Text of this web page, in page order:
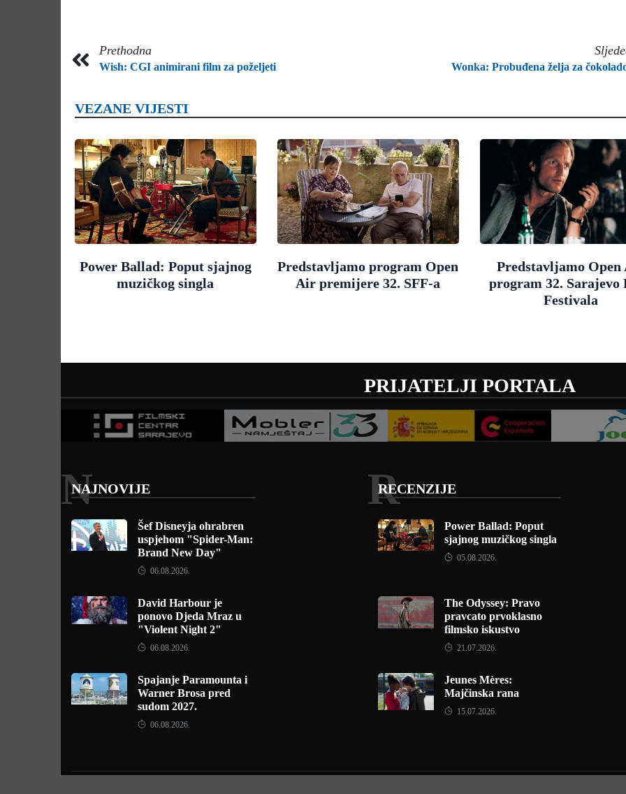
Prethodna
Wish: CGI animirani film za poželjeti Wonka: Probuđena želja za
VEZANE VIJESTI
Power Ballad: Poput sjajnog
muzičkog singla
Predstavljamo program Open
Air premijere 32. SFF-a
Predstavljamo
program 32. Sarajevo
Festivala
PRIJATELJI PORTALA
NAJNOVIJE
N
Šef Disneyja ohrabren
uspjehom "Spider-Man:
Brand New Day"
06.08.2026.
David Harbour je
ponovo Djeda Mraz u
"Violent Night 2"
06.08.2026.
Spajanje Paramounta i
Warner Brosa pred
sudom 2027.
06.08.2026.
RECENZIJE
R
Power Ballad: Poput
sjajnog muzičkog singla
05.08.2026.
The Odyssey: Pravo
pravcato prvoklasno
filmsko iskustvo
21.07.2026.
Jeunes Mères:
Majčinska rana
15.07.2026.